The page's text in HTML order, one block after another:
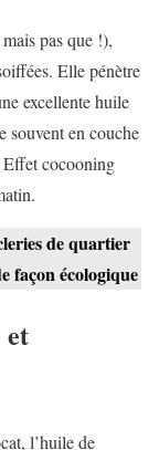
pas que !),
Elle pénètre
excellente huile
souvent en couche
Effet cocooning
de quartier
façon écologique
et
l’huile de